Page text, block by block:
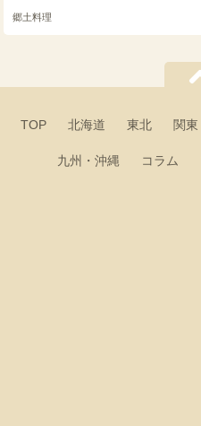
郷土料理
TOP 北海道 東北 関東
九州・沖縄 コラム